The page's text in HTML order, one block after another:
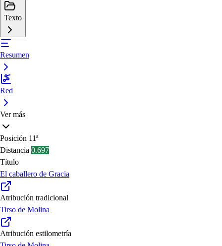
Texto
Resumen
Red
Ver más
Posición 11ª
Distancia 0.697
Título
El caballero de Gracia
Atribución tradicional
Tirso de Molina
Atribución estilometría